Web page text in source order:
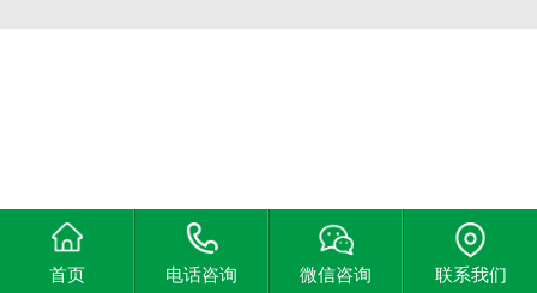
首页 电话咨询 微信咨询 联系我们